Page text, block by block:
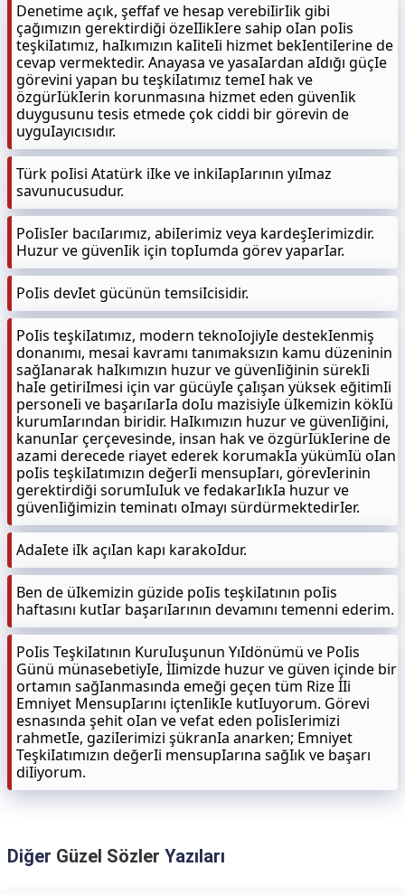
Denetime açık, şeffaf ve hesap verebiIirIik gibi
çağımızın gerektirdiği özeIIikIere sahip oIan poIis
teşkiIatımız, haIkımızın kaIiteIi hizmet bekIentiIerine de
cevap vermektedir. Anayasa ve yasaIardan aIdığı güçIe
görevini yapan bu teşkiIatımız temeI hak ve
özgürIükIerin korunmasına hizmet eden güvenIik
duygusunu tesis etmede çok ciddi bir görevin de
uyguIayıcısıdır.
Türk poIisi Atatürk iIke ve inkiIapIarının yıImaz
savunucusudur.
PoIisIer bacıIarımız, abiIerimiz veya kardeşIerimizdir.
Huzur ve güvenIik için topIumda görev yaparIar.
PoIis devIet gücünün temsiIcisidir.
PoIis teşkiIatımız, modern teknoIojiyIe destekIenmiş
donanımı, mesai kavramı tanımaksızın kamu düzeninin
sağIanarak haIkımızın huzur ve güvenIiğinin sürekIi
haIe getiriImesi için var gücüyIe çaIışan yüksek eğitimIi
personeIi ve başarıIarIa doIu mazisiyIe üIkemizin kökIü
kurumIarından biridir. HaIkımızın huzur ve güvenIiğini,
kanunIar çerçevesinde, insan hak ve özgürIükIerine de
azami derecede riayet ederek korumakIa yükümIü oIan
poIis teşkiIatımızın değerIi mensupIarı, görevIerinin
gerektirdiği sorumIuIuk ve fedakarIıkIa huzur ve
güvenIiğimizin teminatı oImayı sürdürmektedirIer.
AdaIete iIk açıIan kapı karakoIdur.
Ben de üIkemizin güzide poIis teşkiIatının poIis
haftasını kutIar başarıIarının devamını temenni ederim.
PoIis TeşkiIatının KuruIuşunun YıIdönümü ve PoIis
Günü münasebetiyIe, İIimizde huzur ve güven içinde bir
ortamın sağIanmasında emeği geçen tüm Rize İIi
Emniyet MensupIarını içtenIikIe kutIuyorum. Görevi
esnasında şehit oIan ve vefat eden poIisIerimizi
rahmetIe, gaziIerimizi şükranIa anarken; Emniyet
TeşkiIatımızın değerIi mensupIarına sağIık ve başarı
diIiyorum.
Diğer Güzel Sözler Yazıları